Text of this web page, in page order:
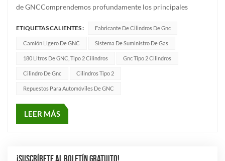
de GNCComprendemos profundamente los principales
ligereza y alta utilización del espacioPara cumplir con los
rigurosos estándares de calidad de los principales fabricantes
de equipos...
ETIQUETAS CALIENTES : Fabricante De Cilindros De Gnc
Camión Ligero De GNC Sistema De Suministro De Gas
180 Litros De GNC, Tipo 2 Cilindros Gnc Tipo 2 Cilindros
Cilindro De Gnc Cilindros Tipo 2
Repuestos Para Automóviles De GNC
LEER MÁS
¡SUSCRÍBETE AL BOLETÍN GRATUITO!